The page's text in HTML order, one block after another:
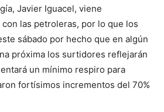
Javier Iguacel, viene
las petroleras, por lo que los
sábado por hecho que en algún
próxima los surtidores reflejarán
un mínimo respiro para
fortísimos incrementos del 70%